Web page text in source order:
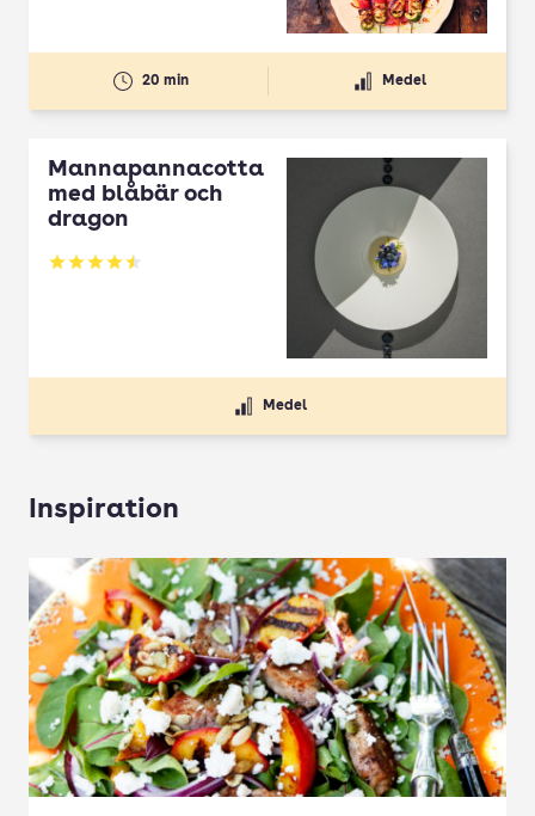
20 min Medel
Mannapannacotta
med blåbär och
dragon
Betyg: 4.5 av 5
Medel
Inspiration